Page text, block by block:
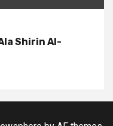
Shirin Al-